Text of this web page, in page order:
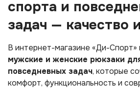
спорта и
задач — качество
В интернет-магазине «Ди-Спорт»
мужские и женские рюкзаки
повседневных задач, которые
комфорт, функциональность и